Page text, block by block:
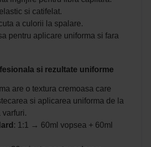
si catifelat.
a culorii la spalare.
pentru aplicare uniforma si fara
si rezultate uniforme
are o textura cremoasa care
si aplicarea uniforma de la
varfuri.
: 1:1 → 60ml vopsea + 60ml